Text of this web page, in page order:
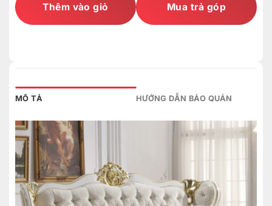
Thêm vào giỏ Mua trả góp
MÔ TẢ HƯỚNG DẪN BẢO QUẢN